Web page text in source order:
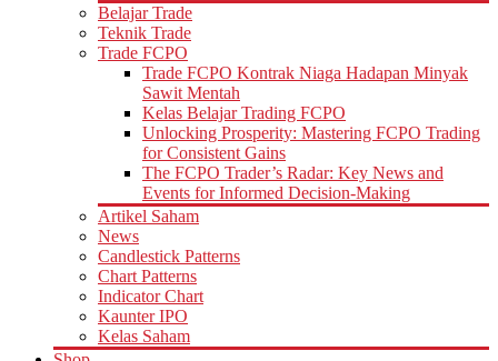
Belajar Trade
Teknik Trade
Trade FCPO
Trade FCPO Kontrak Niaga Hadapan Minyak
Sawit Mentah
Kelas Belajar Trading FCPO
Unlocking Prosperity: Mastering FCPO Trading
for Consistent Gains
The FCPO Trader’s Radar: Key News and
Events for Informed Decision-Making
Artikel Saham
News
Candlestick Patterns
Chart Patterns
Indicator Chart
Kaunter IPO
Kelas Saham